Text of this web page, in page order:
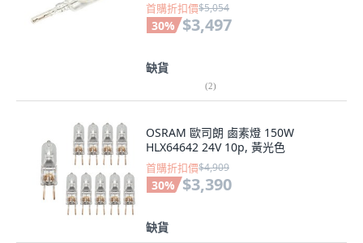
首購折扣價$5,054
30% $3,497
缺貨
(2)
OSRAM 歐司朗 鹵素燈 150W
HLX64642 24V 10p, 黃光色
首購折扣價$4,909
30% $3,390
缺貨